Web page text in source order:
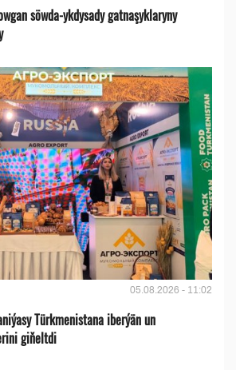
söwda-ykdysady gatnaşyklaryny
05.08.2026 - 11:02
Türkmenistana iberýän un
giňeltdi